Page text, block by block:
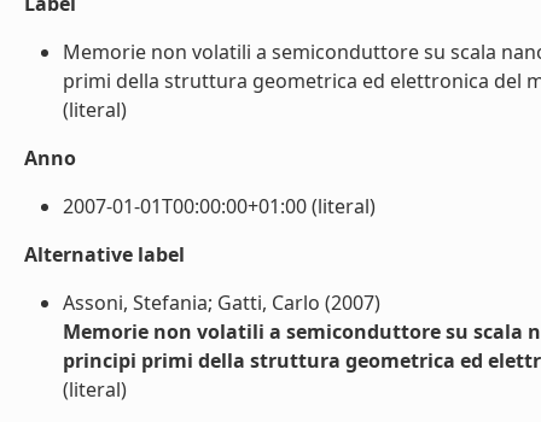
Memorie non volatili a semiconduttore su scala
primi della struttura geometrica ed elettronica del
(literal)
Anno
2007-01-01T00:00:00+01:00 (literal)
Alternative label
Assoni, Stefania; Gatti, Carlo (2007)
Memorie non volatili a semiconduttore su scala
principi primi della struttura geometrica ed
(literal)